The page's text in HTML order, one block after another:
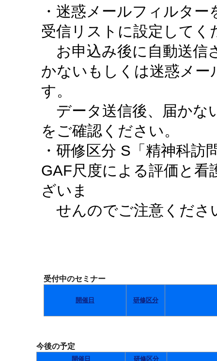
・迷惑メールフィルタ
受信リストに設定してく
お申込み後に自動送信
かないもしくは迷惑メ
す。
データ送信後、届かな
をご確認ください。
・研修区分 S「精神科
GAF尺度による評価と看
ざいま
せんのでご注意くださ
受付中のセミナー
開催日 研修区分
今後の予定
開催日 研修区分